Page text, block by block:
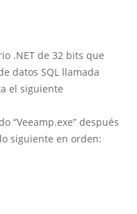
.NET de 32 bits que
datos SQL llamada
el siguiente
“Veeamp.exe” después
siguiente en orden: